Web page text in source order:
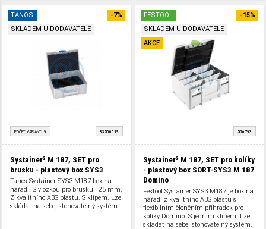
TANOS
SKLADEM U DODAVATELE
-7%
POČET VARIANT: 9 83500019
Systainer³ M 187, SET pro
brusku - plastový box SYS3
Tanos Systainer SYS3 M187 box na
nářadí. S vložkou pro brusku 125 mm.
Z kvalitního ABS plastu. S klipem. Lze
skládat na sebe, stohovatelný systém.
FESTOOL
SKLADEM U DODAVATELE
AKCE
-15%
576793
Systainer³ M 187, SET pro kolíky
- plastový box SORT-SYS3 M 187
Domino
Festool Systainer SYS3 M187 je box na
nářadí z kvalitního ABS plastu s
flexibilním členěním přihrádek pro
kolíky Domino. S jedním klipem. Lze
skládat na sebe, stohovatelný systém.